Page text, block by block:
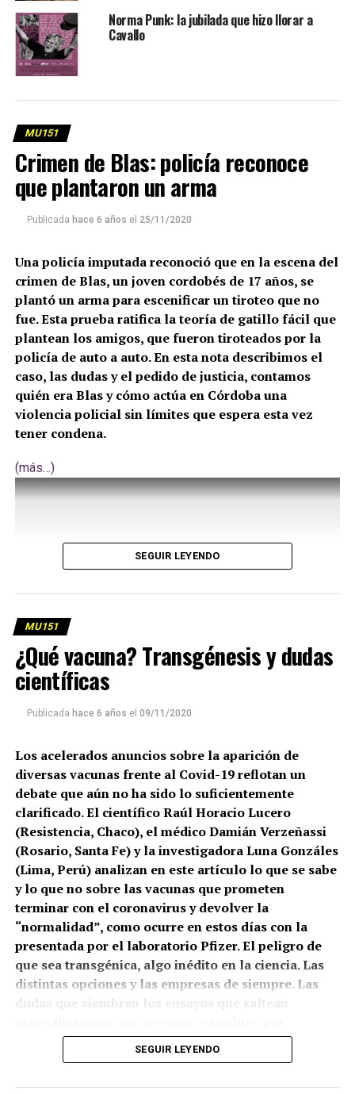
Norma Punk: la jubilada que hizo llorar a
Cavallo
MU151
Crimen de Blas: policía reconoce
que plantaron un arma
Publicada hace 6 años el 25/11/2020
Una policía imputada reconoció que en la escena del
crimen de Blas, un joven cordobés de 17 años, se
plantó un arma para escenificar un tiroteo que no
fue. Esta prueba ratifica la teoría de gatillo fácil que
plantean los amigos, que fueron tiroteados por la
policía de auto a auto. En esta nota describimos el
caso, las dudas y el pedido de justicia, contamos
quién era Blas y cómo actúa en Córdoba una
violencia policial sin límites que espera esta vez
tener condena.
(más…)
SEGUIR LEYENDO
MU151
¿Qué vacuna? Transgénesis y dudas
científicas
Publicada hace 6 años el 09/11/2020
Los acelerados anuncios sobre la aparición de
diversas vacunas frente al Covid-19 reflotan un
debate que aún no ha sido lo suficientemente
clarificado. El científico Raúl Horacio Lucero
(Resistencia, Chaco), el médico Damián Verzeñassi
(Rosario, Santa Fe) y la investigadora Luna Gonzáles
(Lima, Perú) analizan en este artículo lo que se sabe
y lo que no sobre las vacunas que prometen
terminar con el coronavirus y devolver la
“normalidad”, como ocurre en estos días con la
presentada por el laboratorio Pfizer. El peligro de
que sea transgénica, algo inédito en la ciencia. Las
distintas opciones y las empresas de siempre. Las
negocios. Y el lugar de los cuestionamientos, mucho
más acá de los discursos antivacunas: ¿Qué está
SEGUIR LEYENDO